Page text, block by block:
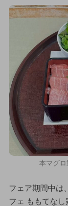
本マグ
フェア期間中は
フェ ももてなし